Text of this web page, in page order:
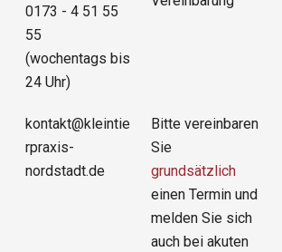
0173 - 4 51 55
55
(wochentags bis
24 Uhr)
kontakt@kleintie
rpraxis-
nordstadt.de
Bitte vereinbaren
Sie
grundsätzlich
einen Termin und
melden Sie sich
auch bei akuten